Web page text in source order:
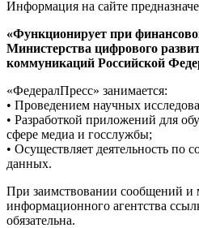
Информация на сайте
«Функционирует при
Министерства цифрового
коммуникаций Российской
«ФедералПресс» занимается:
• Проведением научных
• Разработкой приложений для
сфере медиа и госслужбы;
• Осуществляет деятельность по
данных.
При заимствовании сообщений и
информационного агентства
обязательна.